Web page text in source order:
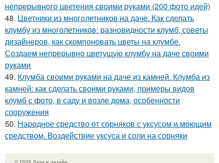
непрерывного цветения своими руками (200 фото идей)
48. Цветники из многолетников на даче. Как сделать
клумбу из многолетников: разновидности клумб, советы
дизайнеров, как скомпоновать цветы на клумбе.
Создаем непрерывно цветущую клумбу на даче своими
руками
49. Клумба своими руками на даче из камней. Клумба из
камней: как сделать своими руками, примеры видов
клумб с фото, в саду и возле дома, особенности
сооружения
50. Народное средство от сорняков с уксусом и моющим
средством. Воздействие уксуса и соли на сорняки
© 2026 Дача и дизайн